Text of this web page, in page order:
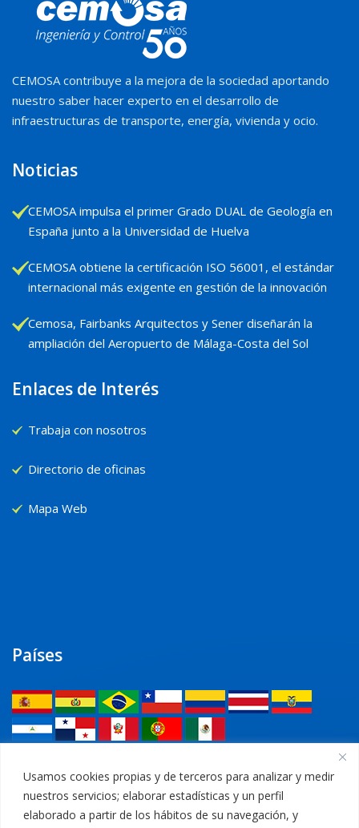
Usamos cookies propias y de terceros para analizar y medir
nuestros servicios; elaborar estadísticas y un perfil
elaborado a partir de los hábitos de su navegación, y
CEMOSA contribuye a la mejora de la sociedad aportando
nuestro saber hacer experto en el desarrollo de
infraestructuras de transporte, energía, vivienda y ocio.
Noticias
CEMOSA impulsa el primer Grado DUAL de Geología en
España junto a la Universidad de Huelva
CEMOSA obtiene la certificación ISO 56001, el estándar
internacional más exigente en gestión de la innovación
Cemosa, Fairbanks Arquitectos y Sener diseñarán la
ampliación del Aeropuerto de Málaga-Costa del Sol
Enlaces de Interés
Trabaja con nosotros
Directorio de oficinas
Mapa Web
Países
Legal
Política de privacidad